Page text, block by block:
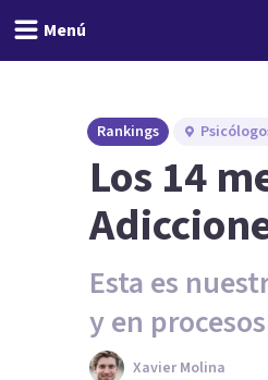
Menú
Rankings
Los 14
Esta es
y en
Xavier Molina